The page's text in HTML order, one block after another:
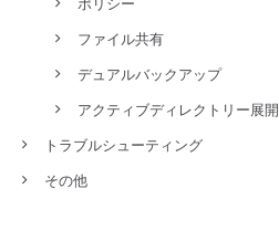
ファイル共有
デュアルバックアップ
アクティブディレクトリー展開
トラブルシューティング
その他